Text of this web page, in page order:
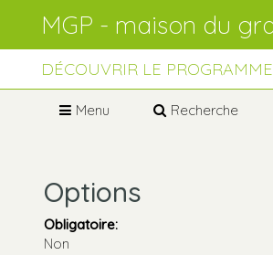
Aller
navigation
personnels
DÉCOUVRIR LE PROGRAMME
Menu Recherche
Options
Obligatoire:
Non